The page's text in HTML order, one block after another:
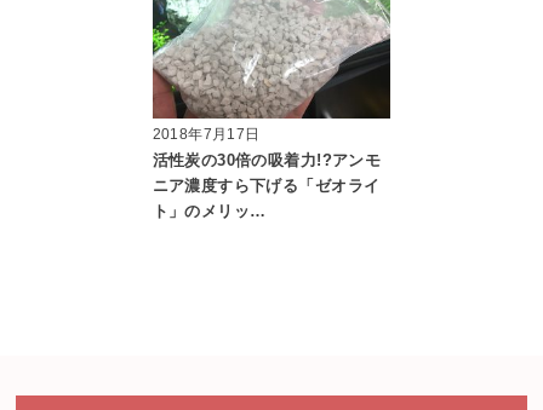
2018年7月17日
活性炭の30倍の吸着力!?アンモ
ニア濃度すら下げる「ゼオライ
ト」のメリッ…